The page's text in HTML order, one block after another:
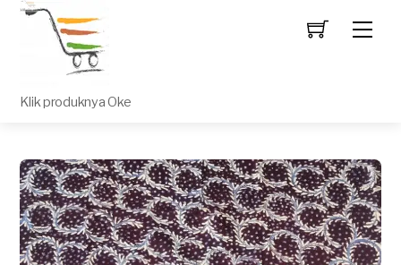
Klik produknya Oke